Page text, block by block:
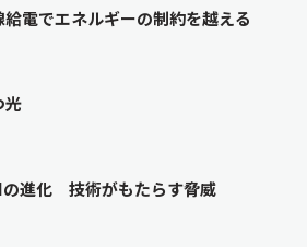
給電でエネルギーの制約を越える
光
の進化 技術がもたらす脅威